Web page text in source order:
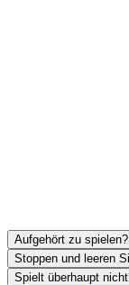
Aufgehört zu
Stoppen und leeren
Spielt überhaupt